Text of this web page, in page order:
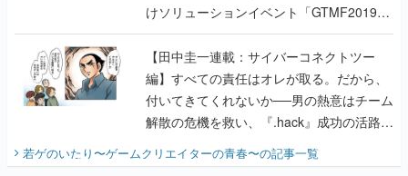
けソリューションイベント「GTMF2019」
に行って、より理解を深めよう【PR】
【田中圭一連載：サイバーコネクトツー
編】すべての責任はオレが取る。だから、
付いてきてくれないか──男の熱意はチーム
解散の危機を救い、『.hack』成功の活路を
『少年ジャンプ』色だった【若ゲのいた
若ゲのいたり〜ゲームクリエイターの青春〜の記事一覧